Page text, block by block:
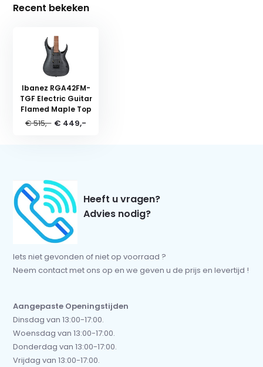
Recent bekeken
Ibanez RGA42FM-
TGF Electric Guitar
Flamed Maple Top
€ 515,- € 449,-
Heeft u vragen?
Advies nodig?
Iets niet gevonden of niet op voorraad ?
Neem contact met ons op en we geven u de prijs en levertijd !
Aangepaste Openingstijden
Dinsdag van 13:00-17:00.
Woensdag van 13:00-17:00.
Donderdag van 13:00-17:00.
Vrijdag van 13:00-17:00.